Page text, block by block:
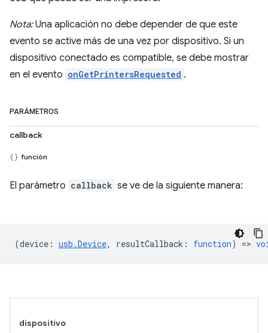
Nota:Una aplicación no debe depender de que este
evento se active más de una vez por dispositivo. Si un
dispositivo conectado es compatible, se debe mostrar
en el evento onGetPrintersRequested .
PARÁMETROS
callback
función
El parámetro callback se ve de la siguiente manera:
(device : usb.Device, resultCallback : function) =>
dispositivo